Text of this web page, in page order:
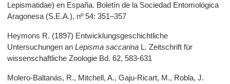
Lepismatidae) en España. Boletín de la Sociedad Entomológica
Aragonesa (S.E.A.), nº 54: 351–357
Heymons R. (1897) Entwicklungsgeschichtliche
Untersuchungen an Lepisma saccarina L. Zeitschrift für
wissenschaftliche Zoologie Bd. 62, 583-631
Molero-Baltanás, R., Mitchell, A., Gaju-Ricart, M., Robla, J.